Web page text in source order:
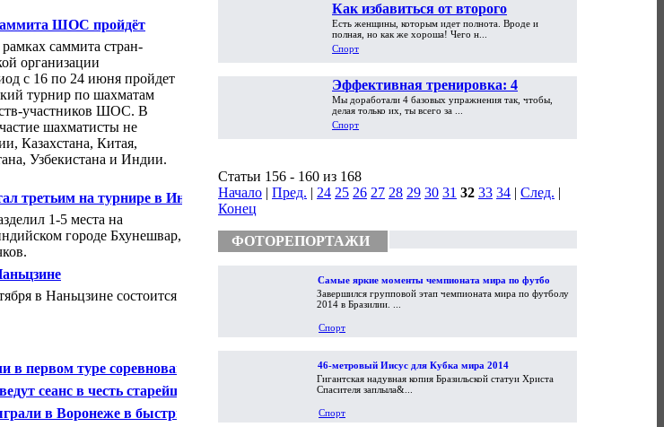
ШОС пройдёт
детский турнир
саммита стран-
организации
с 16 по 24 июня пройдет
турнир по шахматам
участников ШОС. В
шахматисты не
Казахстана, Китая,
Узбекистана и Индии.
третьим на турнире в Индии
1-5 места на
городе Бхунешвар,
в Наньцзине состоится
первом туре соревнований в
сеанс в честь старейшего
в Воронеже в быстрые
Как избавиться от второго
подбородка?
Есть женщины, которым идет полнота. Вроде и
полная, но как же хороша! Чего н...
Спорт
Эффективная тренировка: 4
усложненных упражнения
Мы доработали 4 базовых упражнения так, чтобы,
делая только их, ты всего за ...
Спорт
Статьи 156 - 160 из 168
Начало | Пред. | 24 25 26 27 28 29 30 31 32 33 34 | След. |
Конец
ФОТОРЕПОРТАЖИ
Самые яркие моменты чемпионата мира по футболу
2014
Завершился групповой этап чемпионата мира по футболу
2014 в Бразилии. ...
Спорт
46-метровый Иисус для Кубка мира 2014
Гигантская надувная копия Бразильской статуи Христа
Спасителя заплыла&...
Спорт